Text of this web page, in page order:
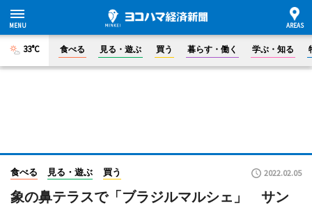
33°C 食べる 見る・遊ぶ 買う 暮らす・働く 学ぶ・知る
食べる 見る・遊ぶ 買う 2022.02.05
象の鼻テラスで「ブラジルマルシェ」 サン